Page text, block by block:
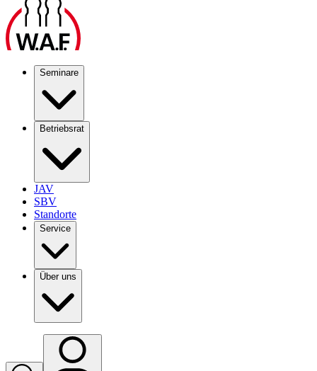
Seminare
Betriebsrat
JAV
SBV
Standorte
Service
Über uns